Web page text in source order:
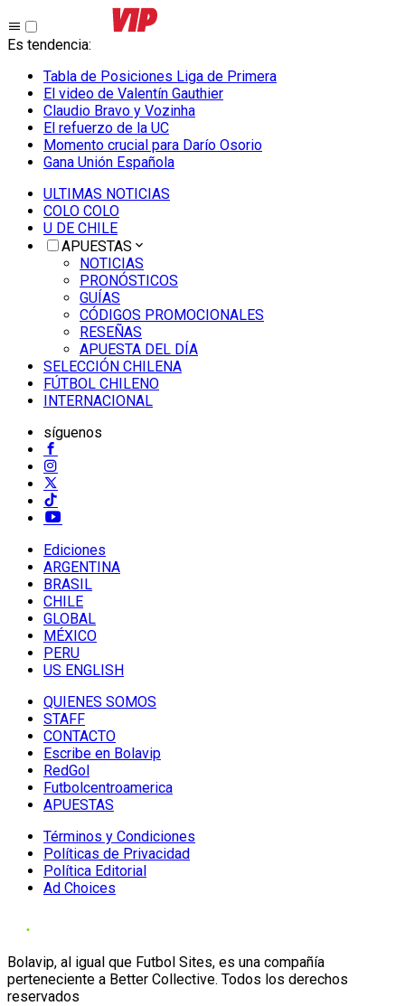
Es tendencia:
Tabla de Posiciones Liga de Primera
El video de Valentín Gauthier
Claudio Bravo y Vozinha
El refuerzo de la UC
Momento crucial para Darío Osorio
Gana Unión Española
ULTIMAS NOTICIAS
COLO COLO
U DE CHILE
APUESTAS
NOTICIAS
PRONÓSTICOS
GUÍAS
CÓDIGOS PROMOCIONALES
RESEÑAS
APUESTA DEL DÍA
SELECCIÓN CHILENA
FÚTBOL CHILENO
INTERNACIONAL
síguenos
Ediciones
ARGENTINA
BRASIL
CHILE
GLOBAL
MÉXICO
PERU
US ENGLISH
QUIENES SOMOS
STAFF
CONTACTO
Escribe en Bolavip
RedGol
Futbolcentroamerica
APUESTAS
Términos y Condiciones
Políticas de Privacidad
Política Editorial
Ad Choices
Bolavip, al igual que Futbol Sites, es una compañía
perteneciente a Better Collective. Todos los derechos
reservados